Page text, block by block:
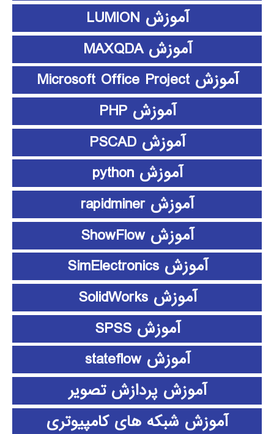
آموزش LUMION
آموزش MAXQDA
آموزش Microsoft Office Project
آموزش PHP
آموزش PSCAD
آموزش python
آموزش rapidminer
آموزش ShowFlow
آموزش SimElectronics
آموزش SolidWorks
آموزش SPSS
آموزش stateflow
آموزش پردازش تصویر
آموزش شبکه های کامپیوتری